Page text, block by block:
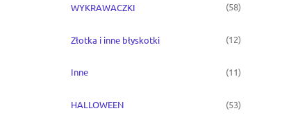
WYKRAWACZKI (58)
Złotka i inne błyskotki (12)
Inne (11)
HALLOWEEN (53)